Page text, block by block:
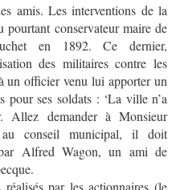
amis. Les interventions de la
pourtant conservateur maire de
en 1892. Ce dernier,
des militaires contre les
un officier venu lui apporter un
pour ses soldats : ‘La ville n’a
Allez demander à Monsieur
conseil municipal, il doit
Alfred Wagon, un ami de
par les actionnaires (le